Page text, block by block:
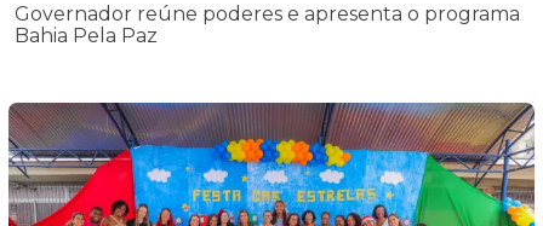
Governador reúne poderes e apresenta o programa
Bahia Pela Paz